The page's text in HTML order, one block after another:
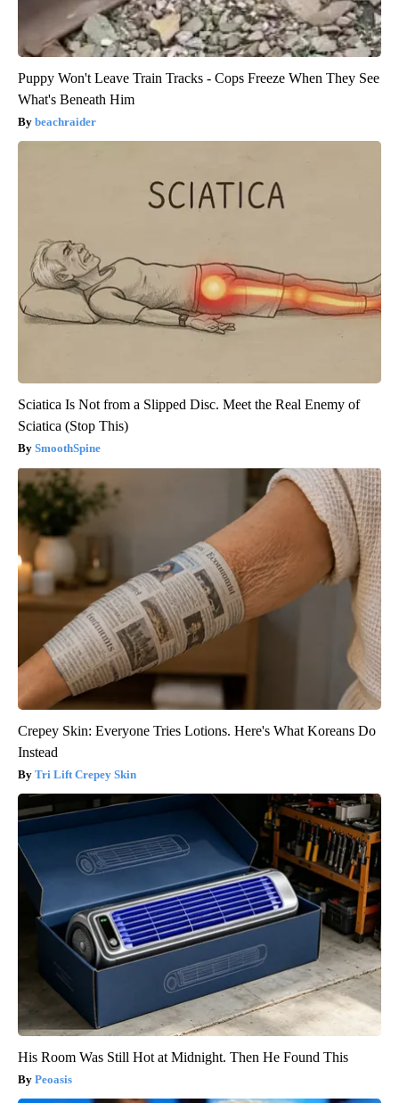
Puppy Won't Leave Train Tracks - Cops Freeze When They See
What's Beneath Him
beachraider
Sciatica Is Not from a Slipped Disc. Meet the Real Enemy of
Sciatica (Stop This)
SmoothSpine
Crepey Skin: Everyone Tries Lotions. Here's What Koreans Do
Instead
Tri Lift Crepey Skin
His Room Was Still Hot at Midnight. Then He Found This
Peoasis